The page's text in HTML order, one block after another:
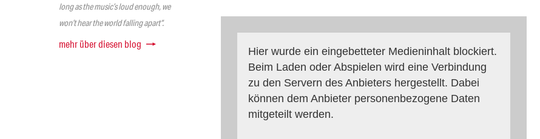
long as the music’s loud enough, we
won’t hear the world falling apart“.
mehr über diesen blog
Hier wurde ein eingebetteter Medieninhalt blockiert.
Beim Laden oder Abspielen wird eine Verbindung
zu den Servern des Anbieters hergestellt. Dabei
können dem Anbieter personenbezogene Daten
mitgeteilt werden.